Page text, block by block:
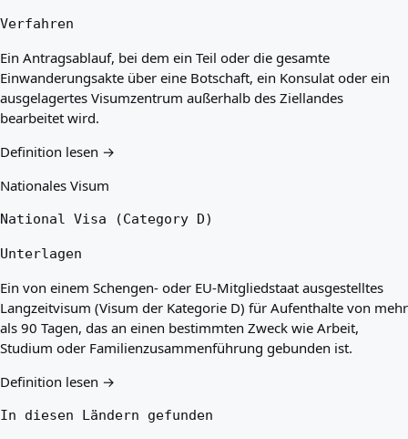
Verfahren
Ein Antragsablauf, bei dem ein Teil oder die gesamte
Einwanderungsakte über eine Botschaft, ein Konsulat oder ein
ausgelagertes Visumzentrum außerhalb des Ziellandes
bearbeitet wird.
Definition lesen →
Nationales Visum
National Visa (Category D)
Unterlagen
Ein von einem Schengen- oder EU-Mitgliedstaat ausgestelltes
Langzeitvisum (Visum der Kategorie D) für Aufenthalte von mehr
als 90 Tagen, das an einen bestimmten Zweck wie Arbeit,
Studium oder Familienzusammenführung gebunden ist.
Definition lesen →
In diesen Ländern gefunden